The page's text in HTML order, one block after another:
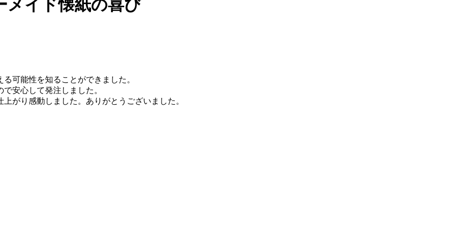
メイド懐紙の喜び
可能性を知ることができました。
安心して発注しました。
がり感動しました。ありがとうございました。